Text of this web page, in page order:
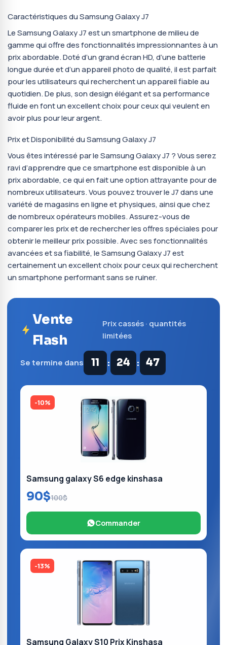
Caractéristiques du Samsung Galaxy J7
Le Samsung Galaxy J7 est un smartphone de milieu de
gamme qui offre des fonctionnalités impressionnantes à un
prix abordable. Doté d’un grand écran HD, d’une batterie
longue durée et d’un appareil photo de qualité, il est parfait
pour les utilisateurs qui recherchent un appareil fiable au
quotidien. De plus, son design élégant et sa performance
fluide en font un excellent choix pour ceux qui veulent en
avoir plus pour leur argent.
Prix et Disponibilité du Samsung Galaxy J7
Vous êtes intéressé par le Samsung Galaxy J7 ? Vous serez
ravi d’apprendre que ce smartphone est disponible à un
prix abordable, ce qui en fait une option attrayante pour de
nombreux utilisateurs. Vous pouvez trouver le J7 dans une
variété de magasins en ligne et physiques, ainsi que chez
de nombreux opérateurs mobiles. Assurez-vous de
comparer les prix et de rechercher les offres spéciales pour
obtenir le meilleur prix possible. Avec ses fonctionnalités
avancées et sa fiabilité, le Samsung Galaxy J7 est
certainement un excellent choix pour ceux qui recherchent
un smartphone performant sans se ruiner.
Vente
Flash
Prix cassés · quantités
limitées
Se termine dans 11 : 24 : 46
-10%
Samsung galaxy S6 edge kinshasa
90$100$
Commander
-13%
Samsung Galaxy S10 Prix Kinshasa